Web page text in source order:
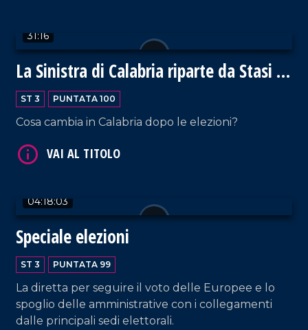
31:16
La Sinistra di Calabria riparte da Stasi e
Lucano
ST 3 PUNTATA 100
Cosa cambia in Calabria dopo le elezioni?
04:18:03
Speciale elezioni
ST 3 PUNTATA 99
La diretta per seguire il voto delle Europee e lo
spoglio delle amministrative con i collegamenti
dalle principali sedi elettorali.
VAI AL TITOLO